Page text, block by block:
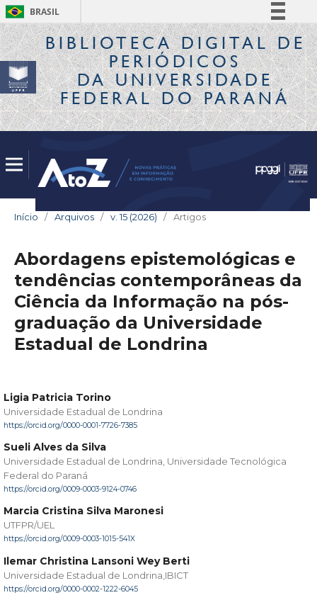
BRASIL
Simplifique!
Comunica BR
Participe
Acesso à informação
Legislação
BIBLIOTECA DIGITALDE
PERIÓDICOS
DA UNIVERSIDADE
FEDERAL DO PARANÁ
Início / Arquivos / v. 15 (2026) / Artigos
Abordagens epistemológicas e
tendências contemporâneas da
Ciência da Informação na pós-
graduação da Universidade
Estadual de Londrina
Ligia Patricia Torino
Universidade Estadual de Londrina
https://orcid.org/0000-0001-7726-7385
Sueli Alves da Silva
Universidade Estadual de Londrina, Universidade Tecnológica
Federal do Paraná
https://orcid.org/0009-0003-9124-0746
Marcia Cristina Silva Maronesi
UTFPR/UEL
https://orcid.org/0009-0003-1015-541X
Ilemar Christina Lansoni Wey Berti
Universidade Estadual de Londrina,IBICT
https://orcid.org/0000-0002-1222-6045